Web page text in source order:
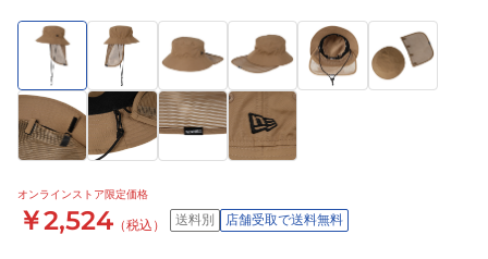
オンラインストア限定価格
￥2,524 （税込） 送料別 店舗受取で送料無料